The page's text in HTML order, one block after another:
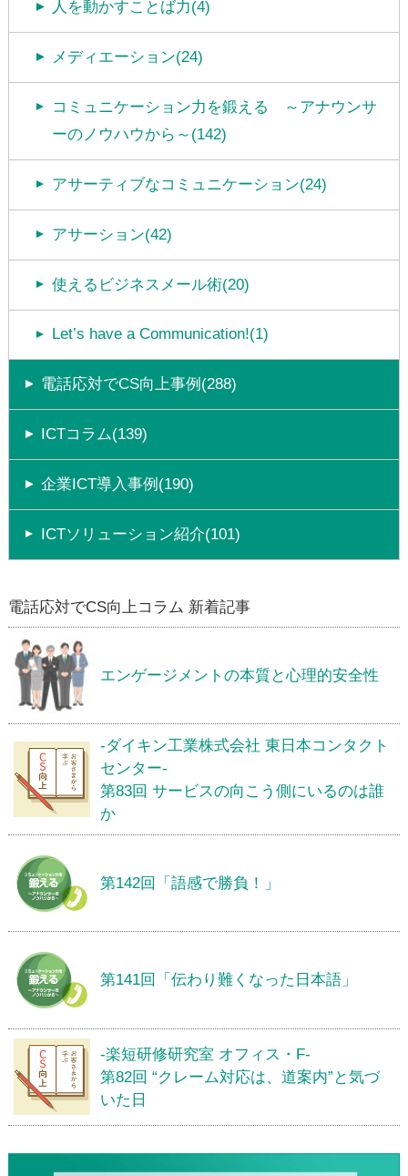
人を動かすことば力(4)
メディエーション(24)
コミュニケーション力を鍛える ～アナウンサ
ーのノウハウから～(142)
アサーティブなコミュニケーション(24)
アサーション(42)
使えるビジネスメール術(20)
Let’s have a Communication!(1)
電話応対でCS向上事例(288)
ICTコラム(139)
企業ICT導入事例(190)
ICTソリューション紹介(101)
電話応対でCS向上コラム 新着記事
エンゲージメントの本質と心理的安全性
-ダイキン工業株式会社 東日本コンタクト
センター-
第83回 サービスの向こう側にいるのは誰
か
第142回「語感で勝負！」
第141回「伝わり難くなった日本語」
-楽短研修研究室 オフィス・F-
第82回 “クレーム対応は、道案内”と気づ
いた日